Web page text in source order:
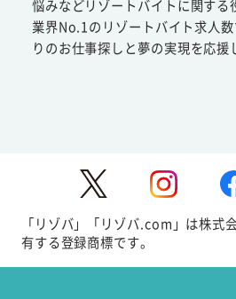
悩みなどリゾートバイトに関する
業界No.1のリゾートバイト求人
りのお仕事探しと夢の実現を応援
「リゾバ」「リゾバ.com」は株式
有する登録商標です。